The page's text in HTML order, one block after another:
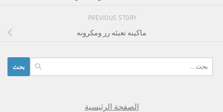
PREVIOUS STORY
ماكينه تعبئه رز ومكرونه
عن:
الصفحة الرئيسية